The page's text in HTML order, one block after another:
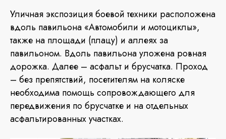
Уличная экспозиция боевой техники расположена
вдоль павильона «Автомобили и мотоциклы»,
также на площади (плацу) и аллеях за
павильоном. Вдоль павильона уложена ровная
дорожка. Далее – асфальт и брусчатка. Проход
– без препятствий, посетителям на коляске
необходима помощь сопровождающего для
передвижения по брусчатке и на отдельных
асфальтированных участках.